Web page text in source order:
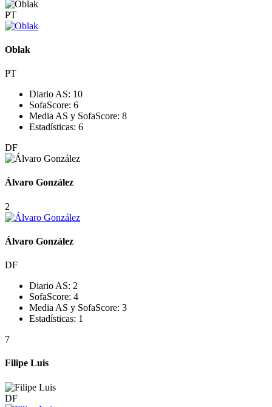
PT
Oblak
PT
Diario AS: 10
SofaScore: 6
Media AS y SofaScore: 8
Estadísticas: 6
DF
Álvaro González
2
Álvaro González
DF
Diario AS: 2
SofaScore: 4
Media AS y SofaScore: 3
Estadísticas: 1
7
Filipe Luis
DF